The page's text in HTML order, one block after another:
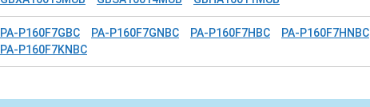
PA-P160F7GBC PA-P160F7GNBC PA-P160F7HBC PA-P160F7HNBC
PA-P160F7KNBC